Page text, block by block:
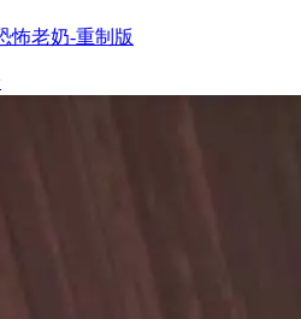
怖老奶-重制版